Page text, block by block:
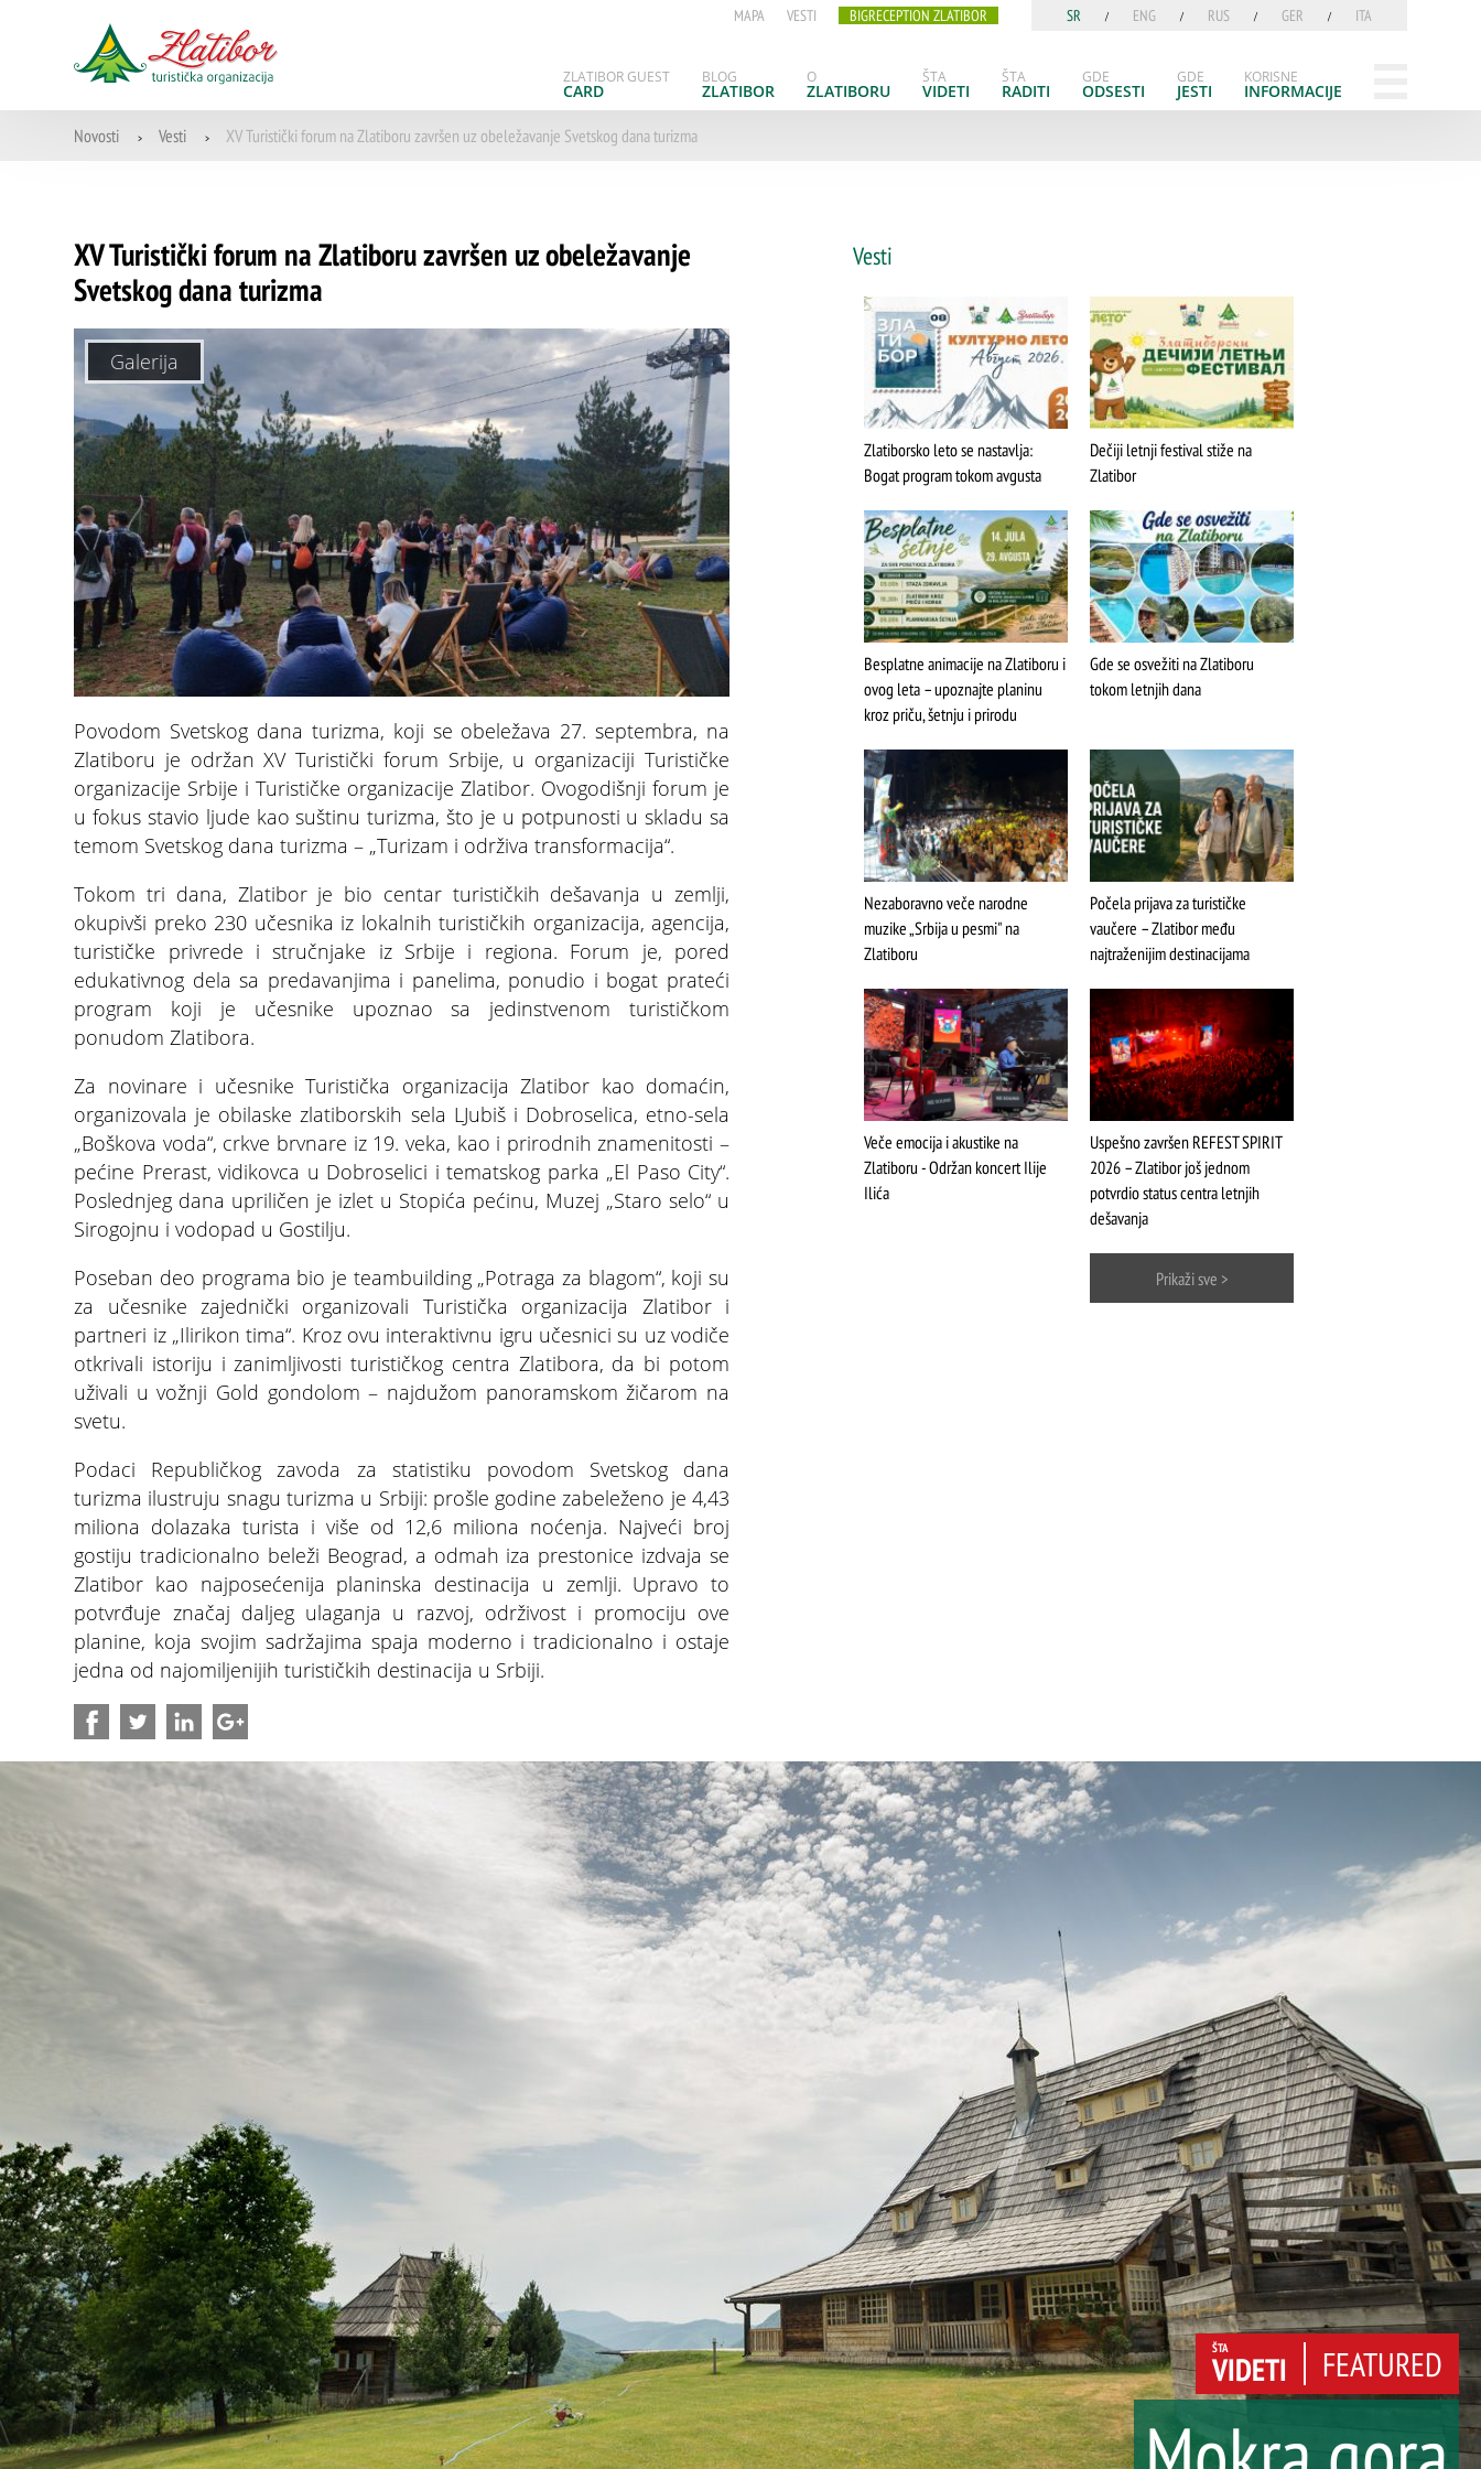
MAPA VESTI BIGRECEPTION ZLATIBOR SR ENG RUS GER ITA
ZLATIBOR GUEST
CARD
BLOG
ZLATIBOR
O
ZLATIBORU
ŠTA
VIDETI
ŠTA
RADITI
GDE
ODSESTI
GDE
JESTI
KORISNE
INFORMACIJE
Novosti > Vesti > XV Turistički forum na Zlatiboru završen uz obeležavanje Svetskog dana turizma
XV Turistički forum na Zlatiboru završen uz obeležavanje
Svetskog dana turizma
Povodom Svetskog dana turizma, koji se obeležava 27. septembra, na
Zlatiboru je održan XV Turistički forum Srbije, u organizaciji Turističke
organizacije Srbije i Turističke organizacije Zlatibor. Ovogodišnji forum je
u fokus stavio ljude kao suštinu turizma, što je u potpunosti u skladu sa
temom Svetskog dana turizma – „Turizam i održiva transformacija“.
Tokom tri dana, Zlatibor je bio centar turističkih dešavanja u zemlji,
okupivši preko 230 učesnika iz lokalnih turističkih organizacija, agencija,
turističke privrede i stručnjake iz Srbije i regiona. Forum je, pored
edukativnog dela sa predavanjima i panelima, ponudio i bogat prateći
program koji je učesnike upoznao sa jedinstvenom turističkom
ponudom Zlatibora.
Za novinare i učesnike Turistička organizacija Zlatibor kao domaćin,
organizovala je obilaske zlatiborskih sela LJubiš i Dobroselica, etno-sela
„Boškova voda“, crkve brvnare iz 19. veka, kao i prirodnih znamenitosti –
pećine Prerast, vidikovca u Dobroselici i tematskog parka „El Paso City“.
Poslednjeg dana upriličen je izlet u Stopića pećinu, Muzej „Staro selo“ u
Sirogojnu i vodopad u Gostilju.
Poseban deo programa bio je teambuilding „Potraga za blagom“, koji su
za učesnike zajednički organizovali Turistička organizacija Zlatibor i
partneri iz „Ilirikon tima“. Kroz ovu interaktivnu igru učesnici su uz vodiče
otkrivali istoriju i zanimljivosti turističkog centra Zlatibora, da bi potom
uživali u vožnji Gold gondolom – najdužom panoramskom žičarom na
svetu.
Podaci Republičkog zavoda za statistiku povodom Svetskog dana
turizma ilustruju snagu turizma u Srbiji: prošle godine zabeleženo je 4,43
miliona dolazaka turista i više od 12,6 miliona noćenja. Najveći broj
gostiju tradicionalno beleži Beograd, a odmah iza prestonice izdvaja se
Zlatibor kao najposećenija planinska destinacija u zemlji. Upravo to
potvrđuje značaj daljeg ulaganja u razvoj, održivost i promociju ove
planine, koja svojim sadržajima spaja moderno i tradicionalno i ostaje
jedna od najomiljenijih turističkih destinacija u Srbiji.
Galerija
Vesti
Zlatiborsko leto se nastavlja:
Bogat program tokom avgusta
Dečiji letnji festival stiže na
Zlatibor
Besplatne animacije na Zlatiboru i
ovog leta – upoznajte planinu
kroz priču, šetnju i prirodu
Gde se osvežiti na Zlatiboru
tokom letnjih dana
Nezaboravno veče narodne
muzike „Srbija u pesmi" na
Zlatiboru
Počela prijava za turističke
vaučere – Zlatibor među
najtraženijim destinacijama
Veče emocija i akustike na
Zlatiboru - Održan koncert Ilije
Ilića
Uspešno završen REFEST SPIRIT
2026 – Zlatibor još jednom
potvrdio status centra letnjih
dešavanja
Prikaži sve >
Dino park
ŠTA
VIDETI
Multimedijalna fontana
ŠTA
VIDETI FEATURED